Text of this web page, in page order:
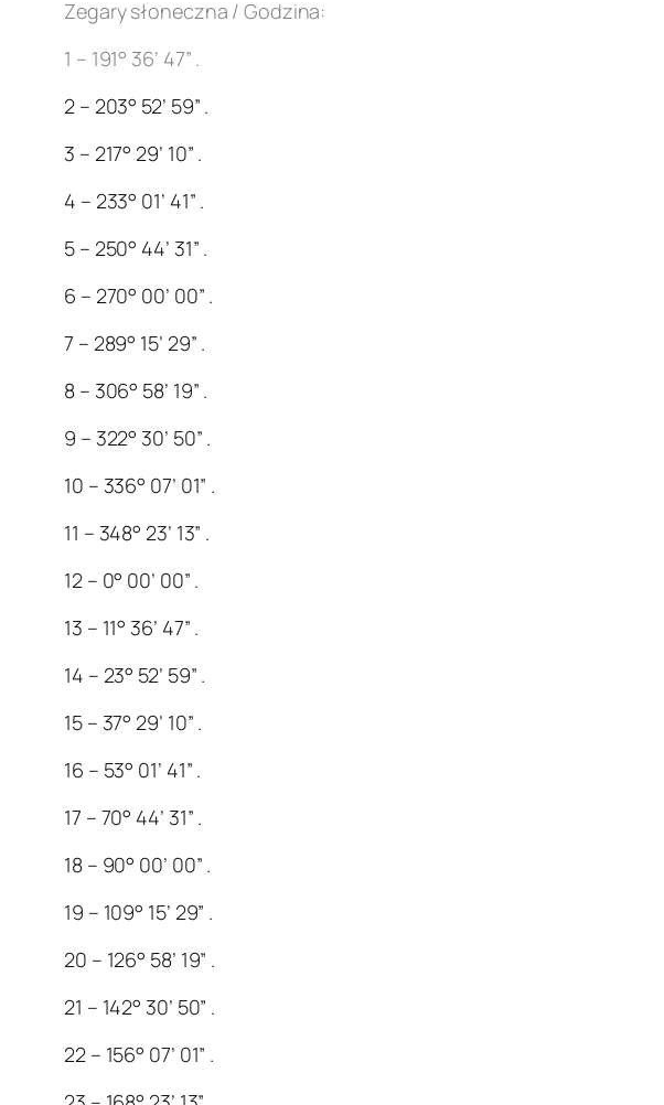
Zegary słoneczna / Godzina:
1 – 191° 36’ 47” .
2 – 203° 52’ 59” .
3 – 217° 29’ 10” .
4 – 233° 01’ 41” .
5 – 250° 44’ 31” .
6 – 270° 00’ 00” .
7 – 289° 15’ 29” .
8 – 306° 58’ 19” .
9 – 322° 30’ 50” .
10 – 336° 07’ 01” .
11 – 348° 23’ 13” .
12 – 0° 00’ 00” .
13 – 11° 36’ 47” .
14 – 23° 52’ 59” .
15 – 37° 29’ 10” .
16 – 53° 01’ 41” .
17 – 70° 44’ 31” .
18 – 90° 00’ 00” .
19 – 109° 15’ 29” .
20 – 126° 58’ 19” .
21 – 142° 30’ 50” .
22 – 156° 07’ 01” .